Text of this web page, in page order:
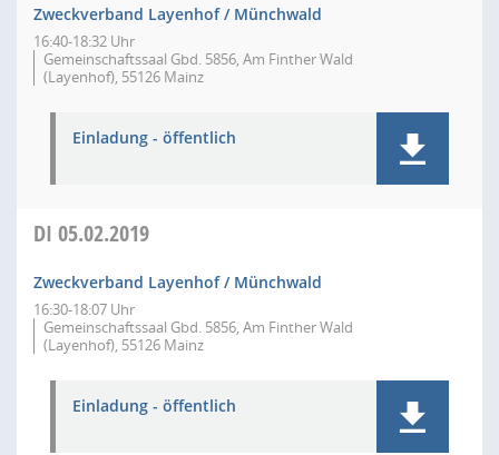
Zweckverband Layenhof / Münchwald
16:40-18:32 Uhr
Gemeinschaftssaal Gbd. 5856, Am Finther Wald
(Layenhof), 55126 Mainz
Einladung - öffentlich
DI 05.02.2019
Zweckverband Layenhof / Münchwald
16:30-18:07 Uhr
Gemeinschaftssaal Gbd. 5856, Am Finther Wald
(Layenhof), 55126 Mainz
Einladung - öffentlich